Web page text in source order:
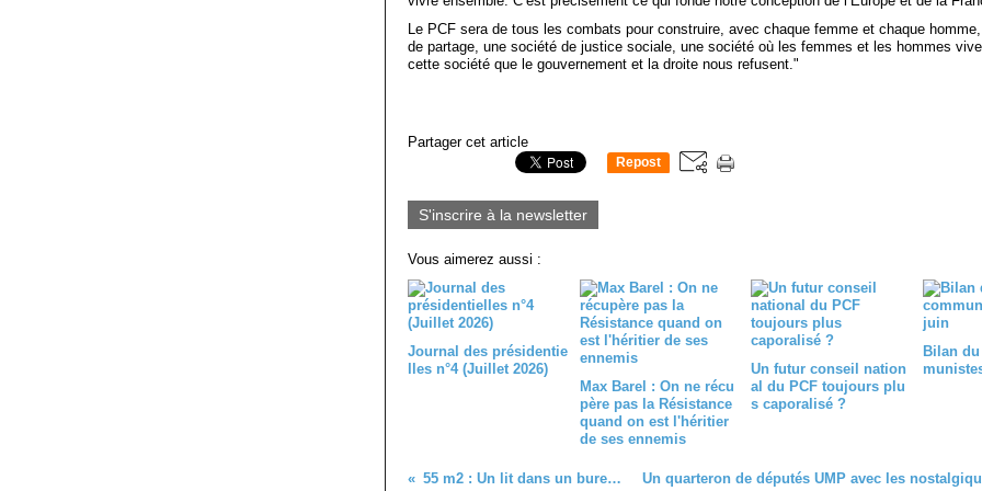
Le PCF sera de tous les combats pour construire, avec chaque femme et chaque
de partage, une société de justice sociale, une société où les femmes et les hommes
cette société que le gouvernement et la droite nous refusent."
Partager cet article
Repost
S'inscrire à la newsletter
Vous aimerez aussi :
Journal des présidentie
lles n°4 (Juillet 2026)
Max Barel : On ne récu
père pas la Résistance
quand on est l'héritier
de ses ennemis
Un futur conseil nation
al du PCF toujours plu
s caporalisé ?
Bilan
55 m2 : Un lit dans un bureau ?